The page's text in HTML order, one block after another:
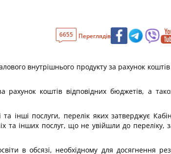
6655 Переглядів
внутрішнього продукту за рахунок
рахунок коштів відповідних бюджетів, а
інші послуги, перелік яких затверджує
та інших послуг, що не увійшли до переліку,
в обсязі, необхідному для досягнення